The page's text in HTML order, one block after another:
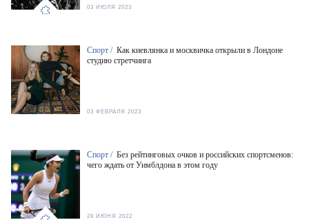
03 ИЮЛЯ 2023
Спорт / Как киевлянка и москвичка открыли в Лондоне
студию стретчинга
03 ФЕВРАЛЯ 2023
Спорт / Без рейтинговых очков и российских спортсменов:
чего ждать от Уимблдона в этом году
28 ИЮНЯ 2022